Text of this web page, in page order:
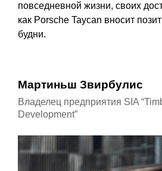
повседневной жизни, своих
как Porsche Taycan вносит
будни.
Мартиньш Звирбулис
Владелец предприятия SIA
Development”